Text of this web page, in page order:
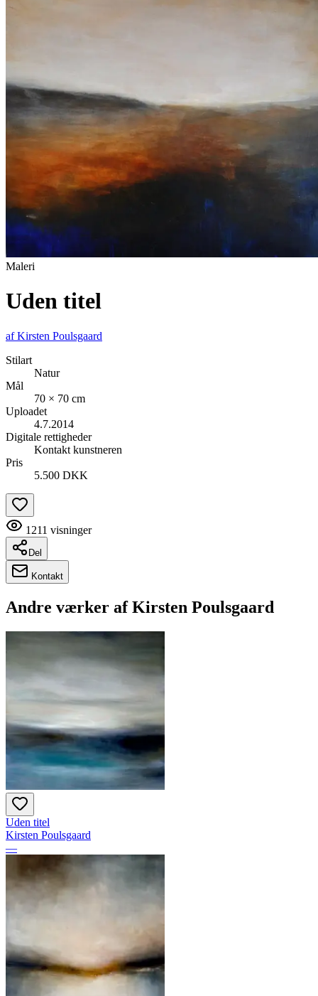
Maleri
Uden titel
afKirsten Poulsgaard
Stilart
Natur
Mål
70 × 70 cm
Uploadet
4.7.2014
Digitale rettigheder
Kontakt kunstneren
Pris
5.500 DKK
1211 visninger
Del
Kontakt
Andre værker afKirsten Poulsgaard
Uden titel
Kirsten Poulsgaard
—